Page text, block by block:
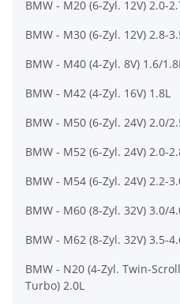
BMW - M20 (6-Zyl. 12V) 2.0-
BMW - M30 (6-Zyl. 12V) 2.8-
BMW - M40 (4-Zyl. 8V) 1.6/
BMW - M42 (4-Zyl. 16V) 1.8L
BMW - M50 (6-Zyl. 24V) 2.0/
BMW - M52 (6-Zyl. 24V) 2.0-
BMW - M54 (6-Zyl. 24V) 2.2-
BMW - M60 (8-Zyl. 32V) 3.0/
BMW - M62 (8-Zyl. 32V) 3.5-
BMW - N20 (4-Zyl. Twin-Scroll
Turbo) 2.0L